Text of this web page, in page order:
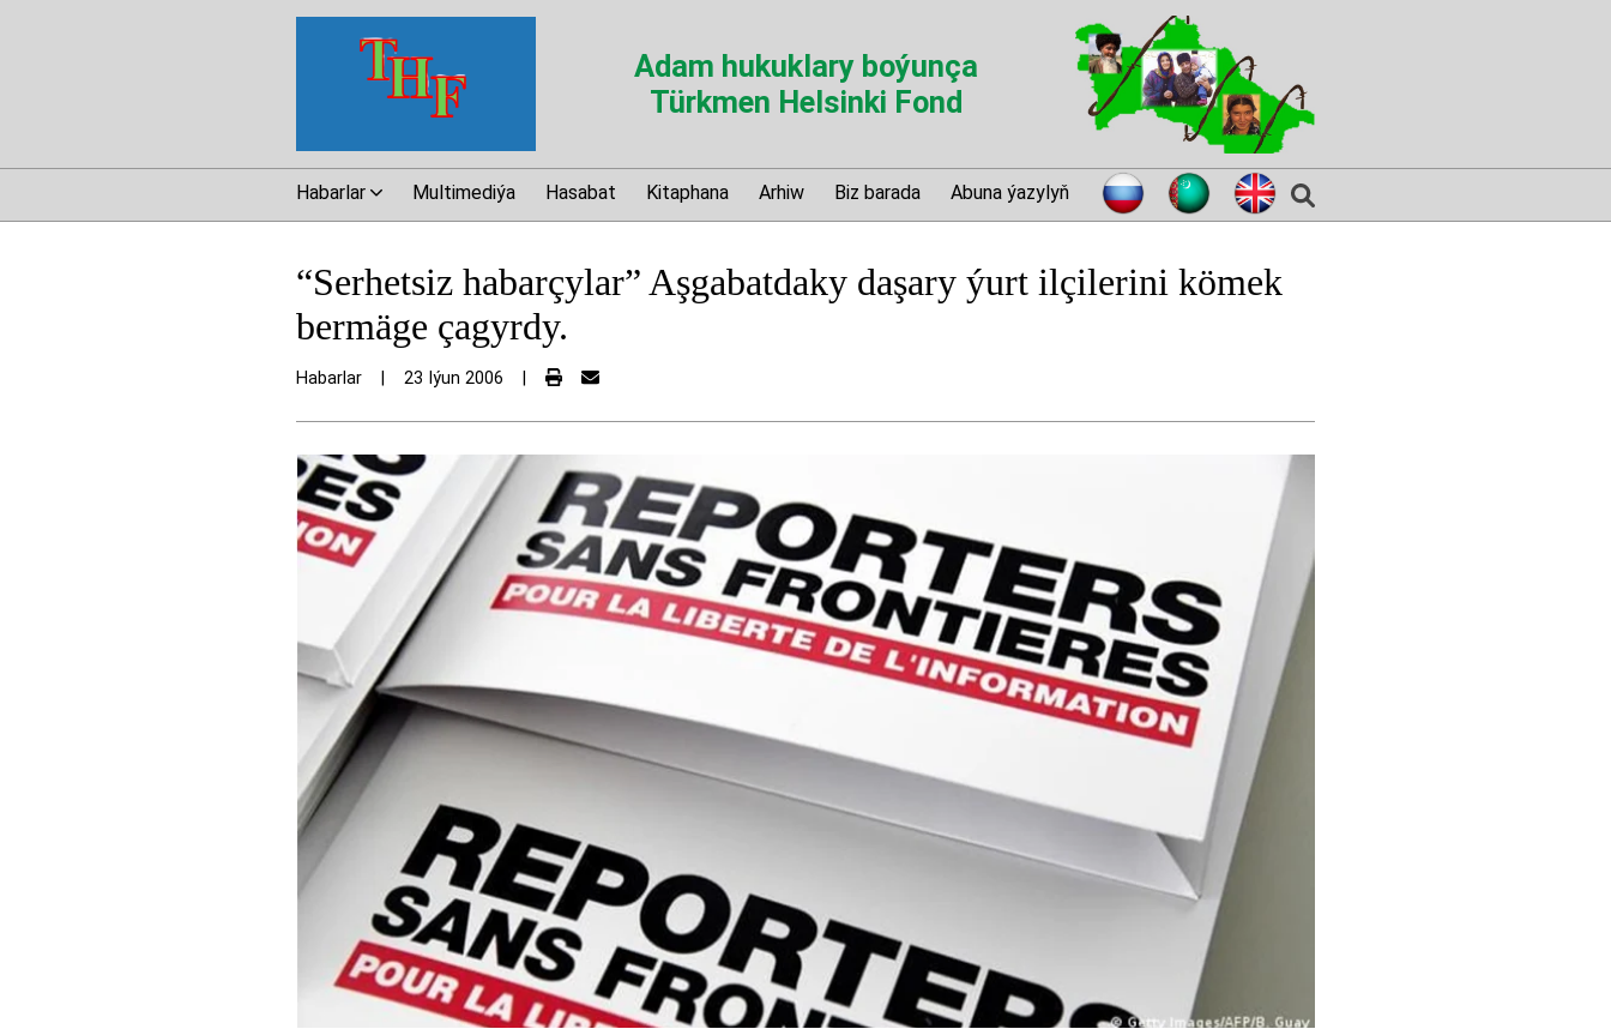
Adam hukuklary boýunça
Türkmen Helsinki Fond
Habarlar Multimediýa Hasabat Kitaphana Arhiw Biz barada Abuna ýazylyň
“Serhetsiz habarçylar” Aşgabatdaky daşary ýurt ilçilerini kömek
bermäge çagyrdy.
Habarlar 23 Iýun 2006